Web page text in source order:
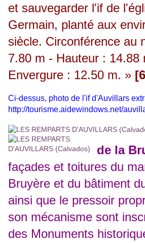
et sauvegarder l'if de
Germain, planté aux
siècle. Circonférence au
7.80 m - Hauteur : 14.88
Envergure : 12.50 m. »
Ci-dessus, photo de l'if d'Auvillars
http://tourisme.aidewindows.net/
de la
façades et toitures du
Bruyère et du bâtiment
ainsi que le pressoir
son mécanisme sont
des Monuments